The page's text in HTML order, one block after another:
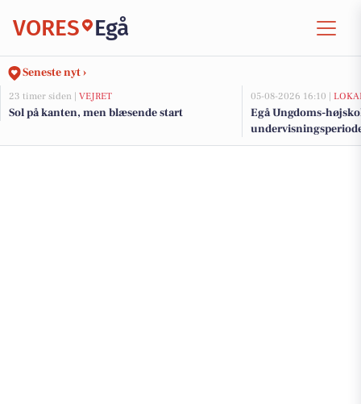
VORES Egå
Seneste nyt ›
23 timer siden | VEJRET
Sol på kanten, men blæsende start
05-08-2026 16:10 |
Egå Ungdoms-